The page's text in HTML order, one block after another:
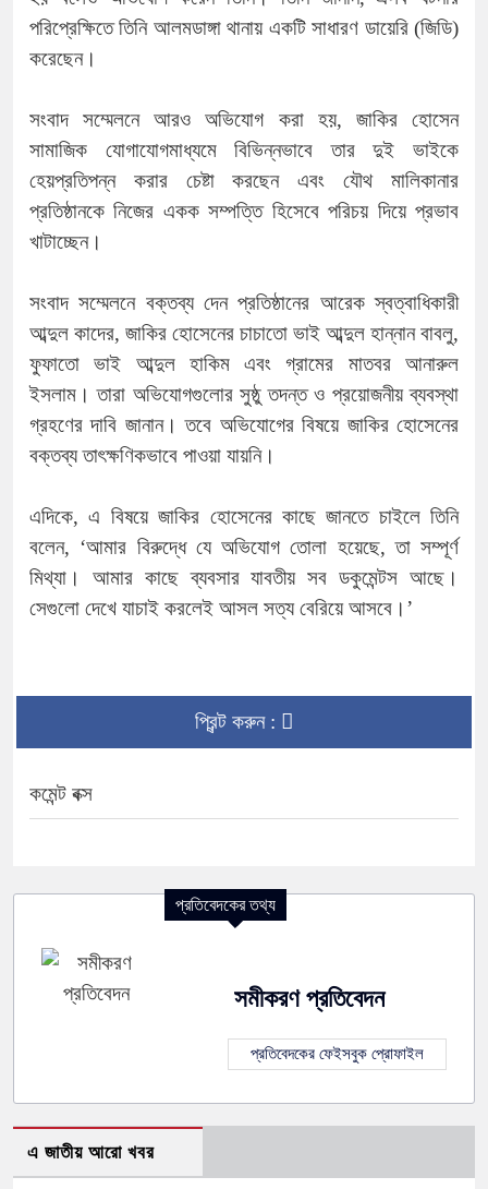
পরিপ্রেক্ষিতে তিনি আলমডাঙ্গা থানায় একটি সাধারণ ডায়েরি (জিডি)
করেছেন।
সংবাদ সম্মেলনে আরও অভিযোগ করা হয়, জাকির হোসেন
সামাজিক যোগাযোগমাধ্যমে বিভিন্নভাবে তার দুই ভাইকে
হেয়প্রতিপন্ন করার চেষ্টা করছেন এবং যৌথ মালিকানার
প্রতিষ্ঠানকে নিজের একক সম্পত্তি হিসেবে পরিচয় দিয়ে প্রভাব
খাটাচ্ছেন।
সংবাদ সম্মেলনে বক্তব্য দেন প্রতিষ্ঠানের আরেক স্বত্বাধিকারী
আব্দুল কাদের, জাকির হোসেনের চাচাতো ভাই আব্দুল হান্নান বাবলু,
ফুফাতো ভাই আব্দুল হাকিম এবং গ্রামের মাতবর আনারুল
ইসলাম। তারা অভিযোগগুলোর সুষ্ঠু তদন্ত ও প্রয়োজনীয় ব্যবস্থা
গ্রহণের দাবি জানান। তবে অভিযোগের বিষয়ে জাকির হোসেনের
বক্তব্য তাৎক্ষণিকভাবে পাওয়া যায়নি।
এদিকে, এ বিষয়ে জাকির হোসেনের কাছে জানতে চাইলে তিনি
বলেন, ‘আমার বিরুদ্ধে যে অভিযোগ তোলা হয়েছে, তা সম্পূর্ণ
মিথ্যা। আমার কাছে ব্যবসার যাবতীয় সব ডকুমেন্টস আছে।
সেগুলো দেখে যাচাই করলেই আসল সত্য বেরিয়ে আসবে।’
প্রিন্ট করুন :
কমেন্ট বক্স
প্রতিবেদকের তথ্য
সমীকরণ প্রতিবেদন
প্রতিবেদকের ফেইসবুক প্রোফাইল
এ জাতীয় আরো খবর